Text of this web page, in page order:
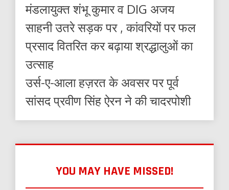
मंडलायुक्त शंभू कुमार व DIG अजय
साहनी उतरे सड़क पर , कांवरियों पर फल
प्रसाद वितरित कर बढ़ाया श्रद्धालुओं का
उत्साह
उर्स-ए-आला हज़रत के अवसर पर पूर्व
सांसद प्रवीण सिंह ऐरन ने की चादरपोशी
YOU MAY HAVE MISSED!